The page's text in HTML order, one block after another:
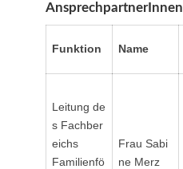
AnsprechpartnerInnen
Funktion Name
Leitung de
s Fachber
eichs
Familienfö
Frau Sabi
ne Merz